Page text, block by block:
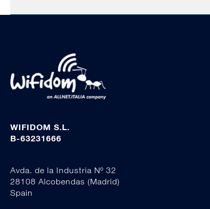
WIFIDOM S.L.
B-63231666
Avda. de la Industria Nº 32
28108 Alcobendas (Madrid)
Spain